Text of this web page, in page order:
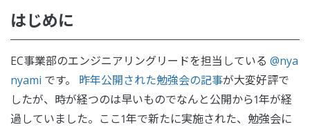
はじめに
EC事業部のエンジニアリングリードを担当している @nya
nyami です。 昨年公開された勉強会の記事が大変好評で
したが、時が経つのは早いものでなんと公開から1年が経
過していました。ここ1年で新たに実施された、勉強会に